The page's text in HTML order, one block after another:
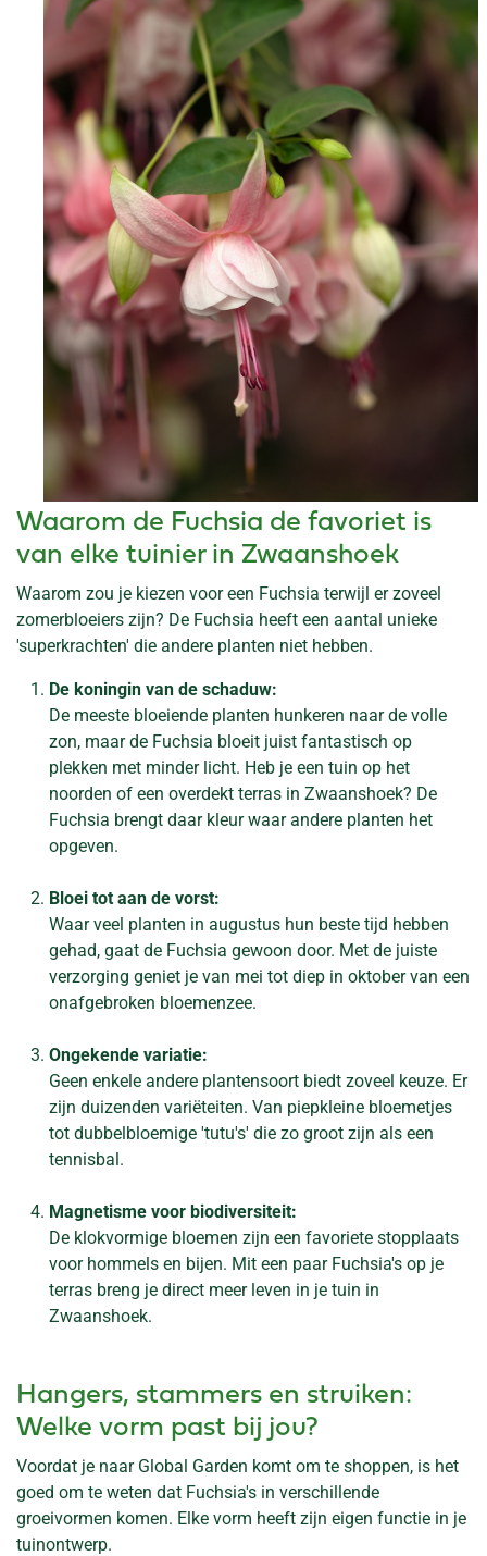
Waarom de Fuchsia de favoriet is
van elke tuinier in Zwaanshoek
Waarom zou je kiezen voor een Fuchsia terwijl er zoveel
zomerbloeiers zijn? De Fuchsia heeft een aantal unieke
'superkrachten' die andere planten niet hebben.
De koningin van de schaduw:
De meeste bloeiende planten hunkeren naar de volle
zon, maar de Fuchsia bloeit juist fantastisch op
plekken met minder licht. Heb je een tuin op het
noorden of een overdekt terras in Zwaanshoek? De
Fuchsia brengt daar kleur waar andere planten het
opgeven.
Bloei tot aan de vorst:
Waar veel planten in augustus hun beste tijd hebben
gehad, gaat de Fuchsia gewoon door. Met de juiste
verzorging geniet je van mei tot diep in oktober van een
onafgebroken bloemenzee.
Ongekende variatie:
Geen enkele andere plantensoort biedt zoveel keuze. Er
zijn duizenden variëteiten. Van piepkleine bloemetjes
tot dubbelbloemige 'tutu's' die zo groot zijn als een
tennisbal.
Magnetisme voor biodiversiteit:
De klokvormige bloemen zijn een favoriete stopplaats
voor hommels en bijen. Mit een paar Fuchsia's op je
terras breng je direct meer leven in je tuin in
Zwaanshoek.
Hangers, stammers en struiken:
Welke vorm past bij jou?
Voordat je naar Global Garden komt om te shoppen, is het
goed om te weten dat Fuchsia's in verschillende
groeivormen komen. Elke vorm heeft zijn eigen functie in je
tuinontwerp.